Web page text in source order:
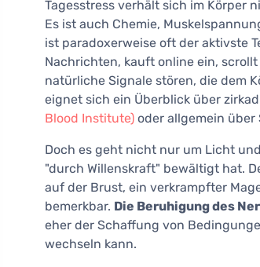
Tagesstress verhält sich im Körper
Es ist auch Chemie,
ist paradoxerweise oft der aktivste
Nachrichten, kauft online ein,
natürliche Signale stören, die dem
eignet sich ein Überblick über
Blood Institute) oder allgemein über
Doch es geht nicht nur um Licht
"durch Willenskraft" bewältigt hat.
auf der Brust, ein verkrampfter
bemerkbar. Die Beruhigung des
eher der Schaffung von
wechseln kann.